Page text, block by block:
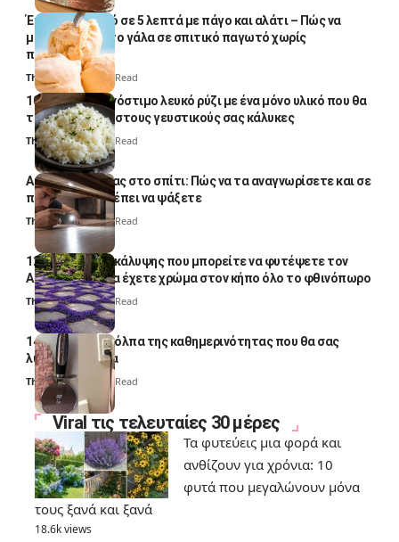
Έτοιμο παγωτό σε 5 λεπτά με πάγο και αλάτι – Πώς να
μετατρέψετε το γάλα σε σπιτικό παγωτό χωρίς
παγωτομηχανή
Thali Ombre 4 Min Read
10 φορές ποιο νόστιμο λευκό ρύζι με ένα μόνο υλικό που θα
το απογειώσει στους γευστικούς σας κάλυκες
Thali Ombre4 Min Read
Αυγά κατσαρίδας στο σπίτι: Πώς να τα αναγνωρίσετε και σε
ποια σημεία πρέπει να ψάξετε
Thali Ombre4 Min Read
12 φυτά εδαφοκάλυψης που μπορείτε να φυτέψετε τον
Αύγουστο για να έχετε χρώμα στον κήπο όλο το φθινόπωρο
Thali Ombre7 Min Read
14 πανέξυπνα κόλπα της καθημερινότητας που θα σας
λύσουν τα χέρια
Thali Ombre 6 Min Read
Viral τις τελευταίες 30 μέρες
Τα φυτεύεις μια φορά και
ανθίζουν για χρόνια: 10
φυτά που μεγαλώνουν μόνα
τους ξανά και ξανά
18.6k views